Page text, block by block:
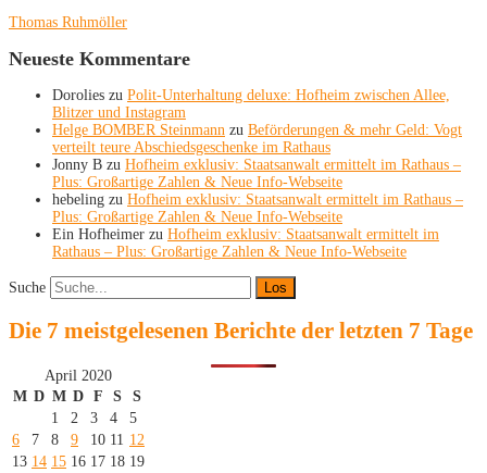
Thomas Ruhmöller
Neueste Kommentare
Dorolies zu Polit-Unterhaltung deluxe: Hofheim zwischen Allee,
Blitzer und Instagram
Helge BOMBER Steinmann zu Beförderungen & mehr Geld: Vogt
verteilt teure Abschiedsgeschenke im Rathaus
Jonny B zu Hofheim exklusiv: Staatsanwalt ermittelt im Rathaus –
Plus: Großartige Zahlen & Neue Info-Webseite
hebeling zu Hofheim exklusiv: Staatsanwalt ermittelt im Rathaus –
Plus: Großartige Zahlen & Neue Info-Webseite
Ein Hofheimer zu Hofheim exklusiv: Staatsanwalt ermittelt im
Rathaus – Plus: Großartige Zahlen & Neue Info-Webseite
Suche
Die 7 meistgelesenen Berichte der letzten 7 Tage
April 2020
M D M D F S
S
1
2 3 4
5
6
7 8 9 10 11 12
13 14 15 16 17 18 19